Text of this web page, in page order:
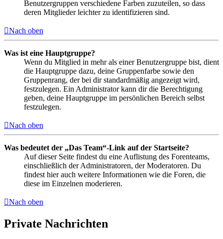
Benutzergruppen verschiedene Farben zuzuteilen, so dass
deren Mitglieder leichter zu identifizieren sind.
Nach oben
Was ist eine Hauptgruppe?
Wenn du Mitglied in mehr als einer Benutzergruppe bist, dient
die Hauptgruppe dazu, deine Gruppenfarbe sowie den
Gruppenrang, der bei dir standardmäßig angezeigt wird,
festzulegen. Ein Administrator kann dir die Berechtigung
geben, deine Hauptgruppe im persönlichen Bereich selbst
festzulegen.
Nach oben
Was bedeutet der „Das Team“-Link auf der Startseite?
Auf dieser Seite findest du eine Auflistung des Forenteams,
einschließlich der Administratoren, der Moderatoren. Du
findest hier auch weitere Informationen wie die Foren, die
diese im Einzelnen moderieren.
Nach oben
Private Nachrichten